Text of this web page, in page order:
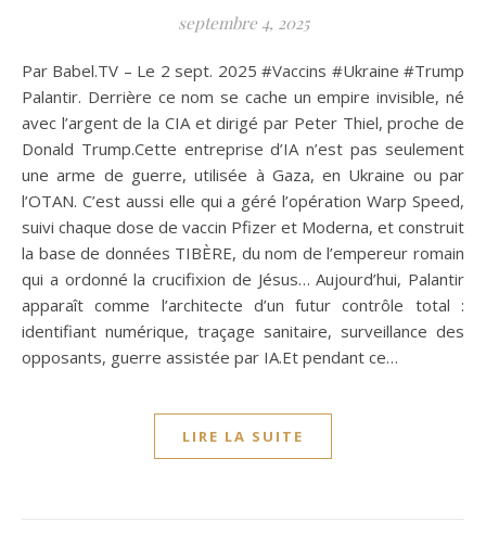
septembre 4, 2025
Par Babel.TV – Le 2 sept. 2025 #Vaccins #Ukraine #Trump
Palantir. Derrière ce nom se cache un empire invisible, né
avec l’argent de la CIA et dirigé par Peter Thiel, proche de
Donald Trump.Cette entreprise d’IA n’est pas seulement
une arme de guerre, utilisée à Gaza, en Ukraine ou par
l’OTAN. C’est aussi elle qui a géré l’opération Warp Speed,
suivi chaque dose de vaccin Pfizer et Moderna, et construit
la base de données TIBÈRE, du nom de l’empereur romain
qui a ordonné la crucifixion de Jésus… Aujourd’hui, Palantir
apparaît comme l’architecte d’un futur contrôle total :
identifiant numérique, traçage sanitaire, surveillance des
opposants, guerre assistée par IA.Et pendant ce…
LIRE LA SUITE